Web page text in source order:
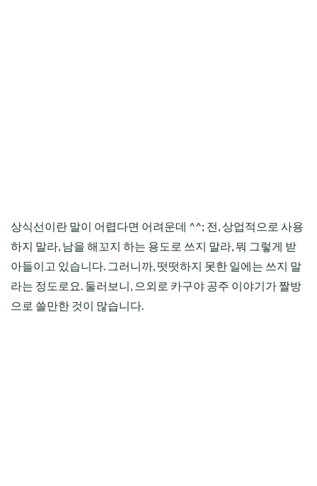
상식선이란 말이 어렵다면 어려운데 ^^; 전, 상업적으로 사용
하지 말라, 남을 해꼬지 하는 용도로 쓰지 말라, 뭐 그렇게 받
아들이고 있습니다. 그러니까, 떳떳하지 못한 일에는 쓰지 말
라는 정도로요. 둘러보니, 으외로 카구야 공주 이야기가 짤방
으로 쓸만한 것이 많습니다.